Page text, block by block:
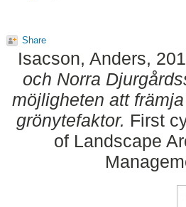
Share
Isacson, Anders,
och Norra
möjligheten att
grönytefaktor. First
of Landscape